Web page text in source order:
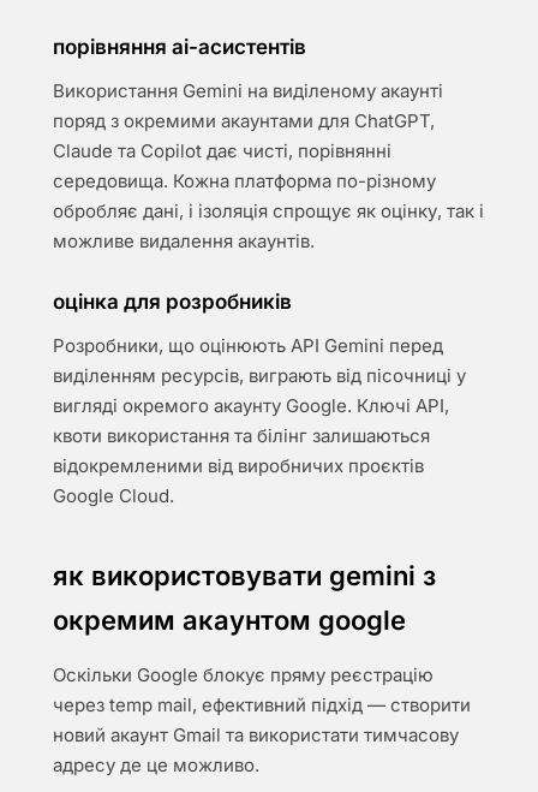
порівняння ai-асистентів
Використання Gemini на виділеному акаунті
поряд з окремими акаунтами для ChatGPT,
Claude та Copilot дає чисті, порівнянні
середовища. Кожна платформа по-різному
обробляє дані, і ізоляція спрощує як оцінку, так і
можливе видалення акаунтів.
оцінка для розробників
Розробники, що оцінюють API Gemini перед
виділенням ресурсів, виграють від пісочниці у
вигляді окремого акаунту Google. Ключі API,
квоти використання та білінг залишаються
відокремленими від виробничих проєктів
Google Cloud.
як використовувати gemini з
окремим акаунтом google
Оскільки Google блокує пряму реєстрацію
через temp mail, ефективний підхід — створити
новий акаунт Gmail та використати тимчасову
адресу де це можливо.